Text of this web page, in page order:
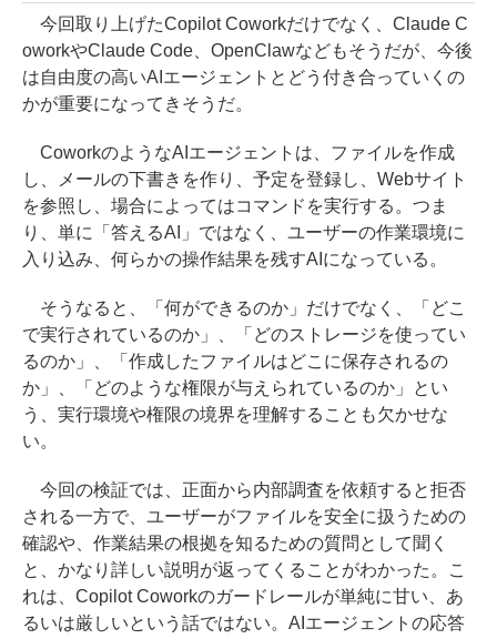
今回取り上げたCopilot Coworkだけでなく、Claude C
oworkやClaude Code、OpenClawなどもそうだが、今後
は自由度の高いAIエージェントとどう付き合っていくの
かが重要になってきそうだ。
CoworkのようなAIエージェントは、ファイルを作成
し、メールの下書きを作り、予定を登録し、Webサイト
を参照し、場合によってはコマンドを実行する。つま
り、単に「答えるAI」ではなく、ユーザーの作業環境に
入り込み、何らかの操作結果を残すAIになっている。
そうなると、「何ができるのか」だけでなく、「どこ
で実行されているのか」、「どのストレージを使ってい
るのか」、「作成したファイルはどこに保存されるの
か」、「どのような権限が与えられているのか」とい
う、実行環境や権限の境界を理解することも欠かせな
い。
今回の検証では、正面から内部調査を依頼すると拒否
される一方で、ユーザーがファイルを安全に扱うための
確認や、作業結果の根拠を知るための質問として聞く
と、かなり詳しい説明が返ってくることがわかった。こ
れは、Copilot Coworkのガードレールが単純に甘い、あ
るいは厳しいという話ではない。AIエージェントの応答